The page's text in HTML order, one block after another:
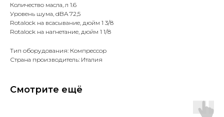
Количество масла, л 1.6
Уровень шума, dBA 72,5
Rotalock на всасывание, дюйм 1 3/8
Rotalock на нагнетание, дюйм 1 1/8
Тип оборудования: Компрессор
Страна производитель: Италия
Смотрите ещё